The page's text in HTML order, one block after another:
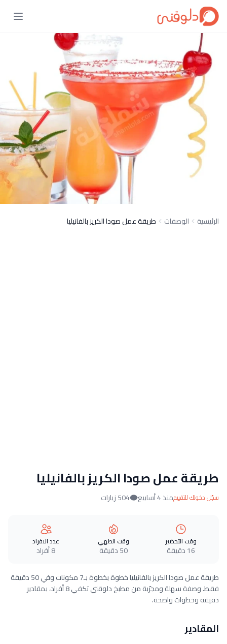
الرئيسية الوصفات طريقة عمل صودا الكريز بالفانيليا
طريقة عمل صودا الكريز بالفانيليا
سجّل دخولك للتقييممنذ 4 أسابيع 504 زيارات
وقت التحضير
16 دقيقة
وقت الطهي
50 دقيقة
عدد الافراد
8 أفراد
طريقة عمل صودا الكريز بالفانيليا خطوة بخطوة بـ7 مكونات وفي 50 دقيقة
فقط. وصفة سهلة ومجرّبة من مطبخ دلوقتي تكفي 8 أفراد، بمقادير
دقيقة وخطوات واضحة.
المقادير